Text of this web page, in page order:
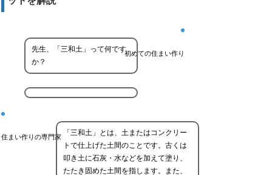
初めての住まい作り
先生、「三和土」って何です
か？
住まい作りの専門家
「三和土」とは、土またはコンクリー
トで仕上げた土間のことです。古くは
叩き土に石灰・水などを加えて塗り、
たたき固めた土間を指します。また、